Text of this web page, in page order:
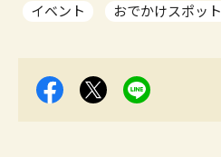
イベント おでかけスポット